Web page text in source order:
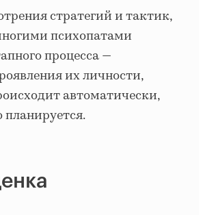
стратегий и тактик,
психопатами
процесса —
их личности,
автоматически,
планируется.